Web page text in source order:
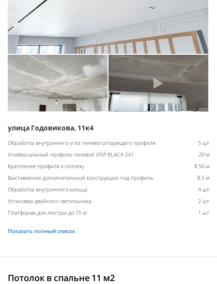
улица Годовикова, 11к4
Обработка внутреннего угла теневого/парящего профиля
5 шт
Универсальный профиль теневой VISP BLACK 241
20 м
Крепление профиля к потолку
8.56 м
Выставление дополнительной конструкции под профиль
8.5 м
Обработка внутреннего кольца
4 шт
Установка двойного светильника
2 шт
Платформа для люстры до 15 кг
1 шт
Показать полный список
Потолок в спальне 11 м2